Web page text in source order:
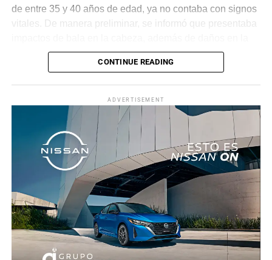
de entre 35 y 40 años de edad, ya no contaba con signos
vitales. De manera preliminar, se informó que presentaba
puerta del lado del conductor.
realizaron las diligencias correspondientes y el
levantamiento del cuerpo. Hasta el momento no se
cuenta con información sobre los agresores, y el cadáver
fue trasladado al Servicio Médico Forense en espera de
ser identificado, en tanto continúan las investigaciones.
CONTINUE READING
ADVERTISEMENT